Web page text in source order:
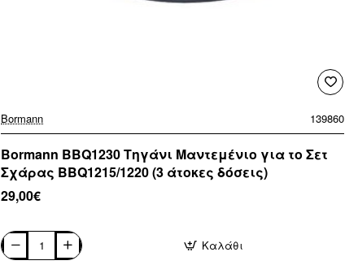
Bormann 139860
Bormann BBQ1230 Τηγάνι Μαντεμένιο για το Σετ
Σχάρας BBQ1215/1220 (3 άτοκες δόσεις)
29,00€
Bormann
Καλάθι